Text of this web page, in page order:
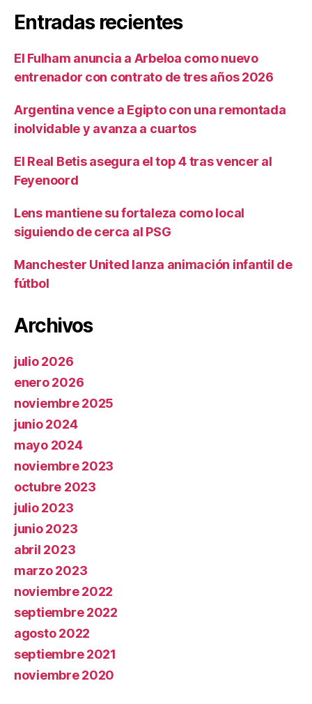
Entradas recientes
El Fulham anuncia a Arbeloa como nuevo
entrenador con contrato de tres años 2026
Argentina vence a Egipto con una remontada
inolvidable y avanza a cuartos
El Real Betis asegura el top 4 tras vencer al
Feyenoord
Lens mantiene su fortaleza como local
siguiendo de cerca al PSG
Manchester United lanza animación infantil de
fútbol
Archivos
julio 2026
enero 2026
noviembre 2025
junio 2024
mayo 2024
noviembre 2023
octubre 2023
julio 2023
junio 2023
abril 2023
marzo 2023
noviembre 2022
septiembre 2022
agosto 2022
septiembre 2021
noviembre 2020